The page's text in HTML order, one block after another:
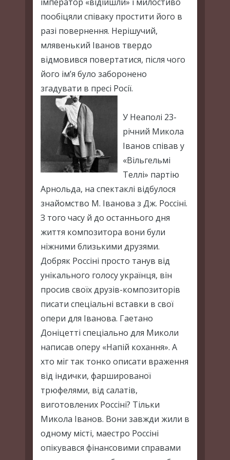
пообіцяли співаку простити його в
разі повернення. Нерішучий,
млявенький Іванов твердо
відмовився повертатися, після чого
його ім’я було заборонено
згадувати в пресі Росії.
У Неаполі 23-
річний Микола
Іванов співав у
«Вільгельмі
Теллі» партію
Арнольда, на спектаклі відбулося
знайомство М. Іванова з Дж. Россіні.
З того часу й до останнього дня
життя композитора вони були
ніжними близькими друзями.
Добряк Россіні просто танув від
унікального голосу українця, він
просив своїх друзів-композиторів
писати спеціальні вставки в свої
опери для Іванова. Гаетано
Доніцетті спеціально для Миколи
написав оперу «Напій кохання». А
хто міг так тонко описати враження
від індички, фаршированої
трюфелями, від салатів,
виготовлених Россіні? Тільки
Микола Іванов. Вони завжди жили в
одному місті, маестро Россіні
опікувався фінансовими справами